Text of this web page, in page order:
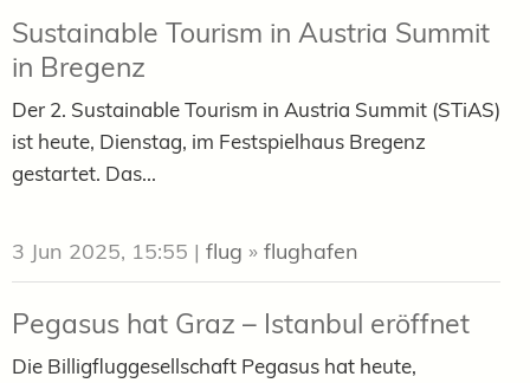
Sustainable Tourism in Austria Summit
in Bregenz
Der 2. Sustainable Tourism in Austria Summit (STiAS)
ist heute, Dienstag, im Festspielhaus Bregenz
gestartet. Das...
3 Jun 2025, 15:55 | flug » flughafen
Pegasus hat Graz – Istanbul eröffnet
Die Billigfluggesellschaft Pegasus hat heute,